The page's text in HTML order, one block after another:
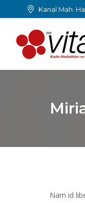
Kanal Mah.
Nam id